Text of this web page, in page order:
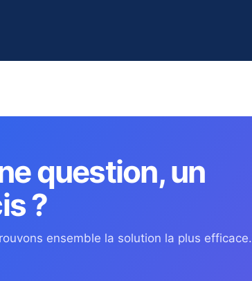
question, un
?
ensemble la solution la plus efficace.